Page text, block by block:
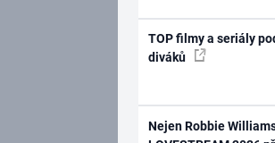
TOP filmy a seriály
diváků
Nejen Robbie